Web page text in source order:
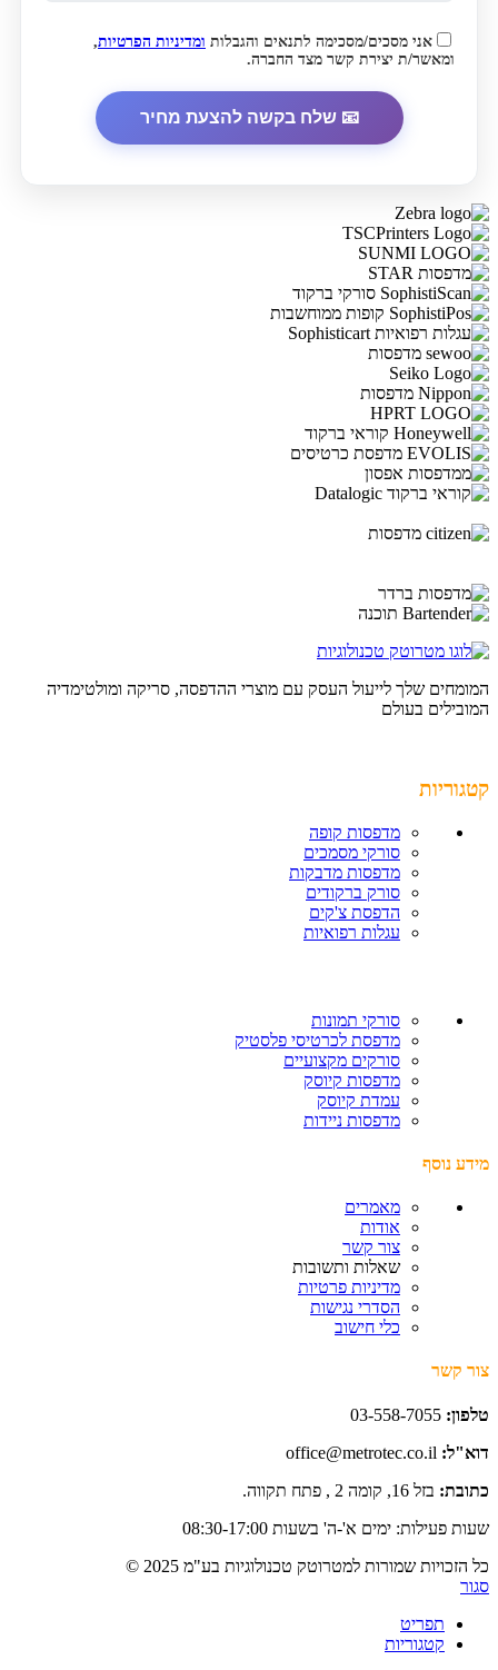
אני מסכים/מסכימה לתנאים והגבלות ומדיניות הפרטיות,
ומאשר/ת יצירת קשר מצד החברה.
המומחים שלך לייעול העסק עם מוצרי ההדפסה, סריקה ומולטימדיה
המובילים בעולם
קטגוריות
מדפסות קופה
סורקי מסמכים
מדפסות מדבקות
סורק ברקודים
הדפסת צ'קים
עגלות רפואיות
סורקי תמונות
מדפסת לכרטיסי פלסטיק
סורקים מקצועיים
מדפסות קיוסק
עמדת קיוסק
מדפסות ניידות
מידע נוסף
מאמרים
אודות
צור קשר
שאלות ותשובות
מדיניות פרטיות
הסדרי נגישות
כלי חישוב
צור קשר
טלפון: 03-558-7055
דוא"ל:
כתובת: בזל 16, קומה 2 , פתח תקווה.
שעות פעילות: ימים א'-ה' בשעות 08:30-17:00
כל הזכויות שמורות למטרוטק טכנולוגיות בע"מ 2025 ©
סגור
תפריט
קטגוריות